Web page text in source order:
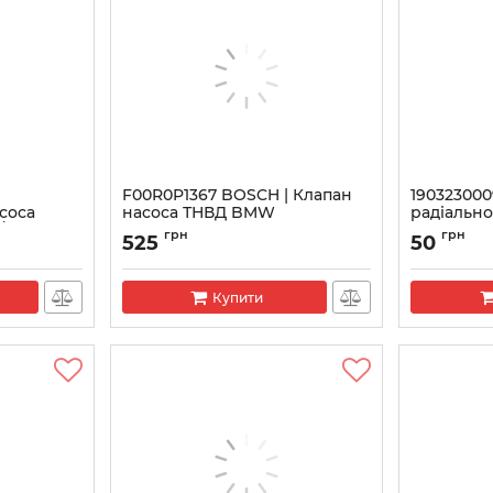
F00R0P1367 BOSCH | Клапан
насоса ТНВД BMW
Артикул: F00R0P1367
525 грн
Купити
Артикул:
50 грн